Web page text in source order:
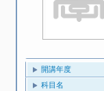
開講年度
科目名